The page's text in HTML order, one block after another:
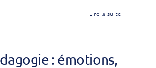
Lire la suite
: émotions,